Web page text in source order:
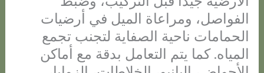
الفواصل، ومراعاة الميل في أرضيات
الحمامات ناحية الصفاية لتجنب تجمع
المياه. كما يتم التعامل بدقة مع أماكن